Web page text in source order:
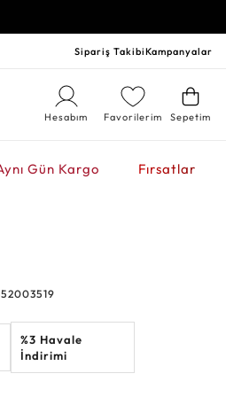
Sipariş TakibiKampanyalar
Sepetim
Favorilerim
Hesabım
Gün Kargo Fırsatlar
%3 Havale
İndirimi